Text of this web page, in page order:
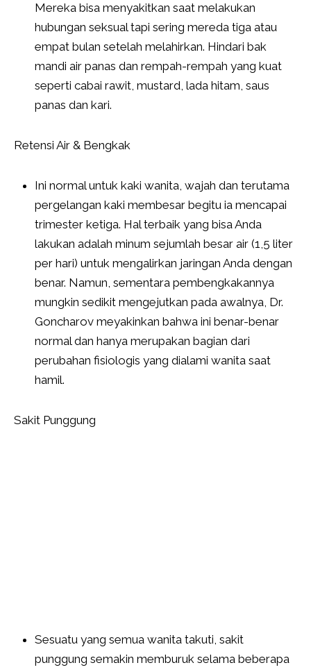
Mereka bisa menyakitkan saat melakukan
hubungan seksual tapi sering mereda tiga atau
empat bulan setelah melahirkan. Hindari bak
mandi air panas dan rempah-rempah yang kuat
seperti cabai rawit, mustard, lada hitam, saus
panas dan kari.
Retensi Air & Bengkak
Ini normal untuk kaki wanita, wajah dan terutama
pergelangan kaki membesar begitu ia mencapai
trimester ketiga. Hal terbaik yang bisa Anda
lakukan adalah minum sejumlah besar air (1,5 liter
per hari) untuk mengalirkan jaringan Anda dengan
benar. Namun, sementara pembengkakannya
mungkin sedikit mengejutkan pada awalnya, Dr.
Goncharov meyakinkan bahwa ini benar-benar
normal dan hanya merupakan bagian dari
perubahan fisiologis yang dialami wanita saat
hamil.
Sakit Punggung
Sesuatu yang semua wanita takuti, sakit
punggung semakin memburuk selama beberapa